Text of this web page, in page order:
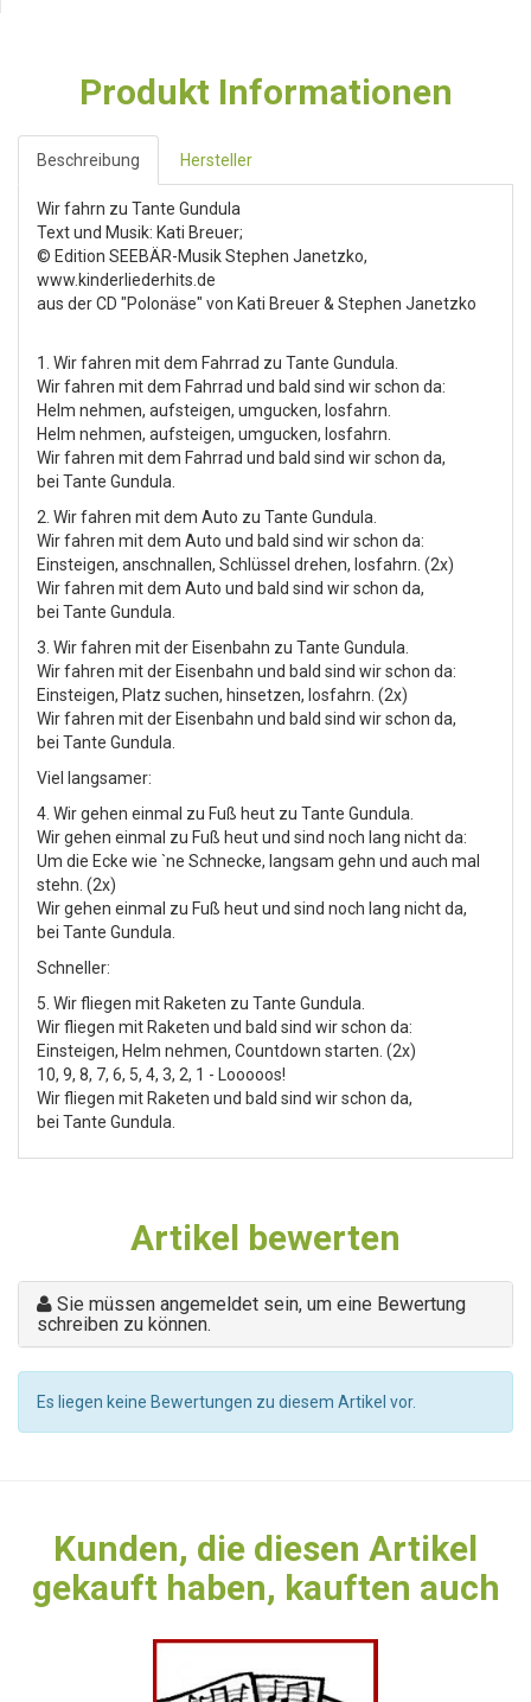
Produkt Informationen
Beschreibung Hersteller
Wir fahrn zu Tante Gundula
Text und Musik: Kati Breuer;
© Edition SEEBÄR-Musik Stephen Janetzko,
www.kinderliederhits.de
aus der CD "Polonäse" von Kati Breuer & Stephen Janetzko
1. Wir fahren mit dem Fahrrad zu Tante Gundula.
Wir fahren mit dem Fahrrad und bald sind wir schon da:
Helm nehmen, aufsteigen, umgucken, losfahrn.
Helm nehmen, aufsteigen, umgucken, losfahrn.
Wir fahren mit dem Fahrrad und bald sind wir schon da,
bei Tante Gundula.
2. Wir fahren mit dem Auto zu Tante Gundula.
Wir fahren mit dem Auto und bald sind wir schon da:
Einsteigen, anschnallen, Schlüssel drehen, losfahrn. (2x)
Wir fahren mit dem Auto und bald sind wir schon da,
bei Tante Gundula.
3. Wir fahren mit der Eisenbahn zu Tante Gundula.
Wir fahren mit der Eisenbahn und bald sind wir schon da:
Einsteigen, Platz suchen, hinsetzen, losfahrn. (2x)
Wir fahren mit der Eisenbahn und bald sind wir schon da,
bei Tante Gundula.
Viel langsamer:
4. Wir gehen einmal zu Fuß heut zu Tante Gundula.
Wir gehen einmal zu Fuß heut und sind noch lang nicht da:
Um die Ecke wie `ne Schnecke, langsam gehn und auch mal
stehn. (2x)
Wir gehen einmal zu Fuß heut und sind noch lang nicht da,
bei Tante Gundula.
Schneller:
5. Wir fliegen mit Raketen zu Tante Gundula.
Wir fliegen mit Raketen und bald sind wir schon da:
Einsteigen, Helm nehmen, Countdown starten. (2x)
10, 9, 8, 7, 6, 5, 4, 3, 2, 1 - Looooos!
Wir fliegen mit Raketen und bald sind wir schon da,
bei Tante Gundula.
Artikel bewerten
Sie müssen angemeldet sein, um eine Bewertung
schreiben zu können.
Es liegen keine Bewertungen zu diesem Artikel vor.
Kunden, die diesen Artikel
gekauft haben, kauften auch